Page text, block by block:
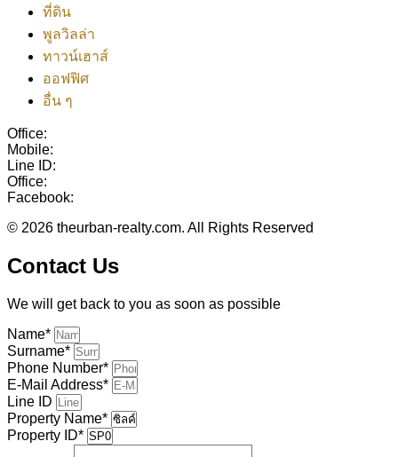
ที่ดิน
พูลวิลล่า
ทาวน์เฮาส์
ออฟฟิศ
อื่น ๆ
Office:
Mobile:
Line ID:
Office:
Facebook:
© 2026 theurban-realty.com. All Rights Reserved
Contact Us
We will get back to you as soon as possible
Name*
Surname*
Phone Number*
E-Mail Address*
Line ID
Property Name*
Property ID*